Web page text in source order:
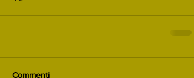
Commenti